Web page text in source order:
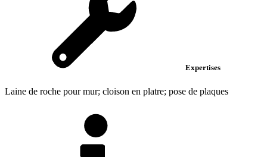
Expertises
Laine de roche pour mur; cloison en platre; pose de plaques